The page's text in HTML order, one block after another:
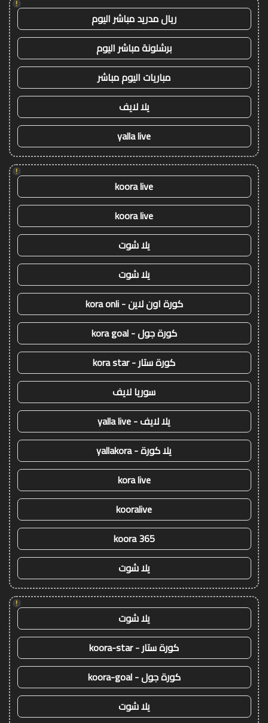
!
ريال مدريد مباشر اليوم
برشلونة مباشر اليوم
مباريات اليوم مباشر
يلا لايف
yalla live
!
koora live
koora live
يلا شوت
يلا شوت
كورة اون لاين - kora onli
كورة جول - kora goal
كورة ستار - kora star
سوريا لايف
يلا لايف - yalla live
يلا كورة - yallakora
kora live
kooralive
koora 365
يلا شوت
!
يلا شوت
كورة ستار - koora-star
كورة جول - koora-goal
يلا شوت